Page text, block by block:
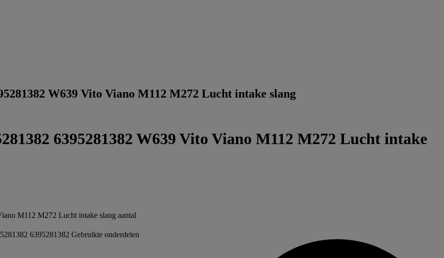
W639 Vito Viano M112 M272 Lucht intake slang
6395281382 W639 Vito Viano M112 M272 Lucht intake
M112 M272 Lucht intake slang aantal
6395281382 Gebruikte onderdelen